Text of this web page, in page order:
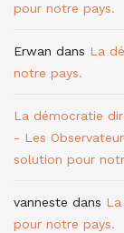
pour notre pays.
Erwan dans La
notre pays.
La démocratie
- Les
solution pour
vanneste dans
pour notre pays.